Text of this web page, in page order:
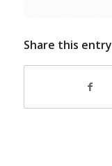
Share this entry